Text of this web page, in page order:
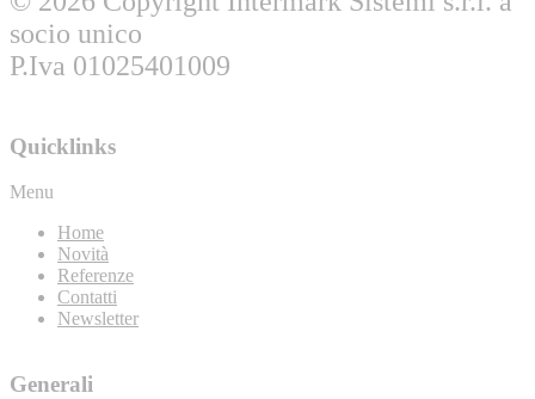
socio unico
P.Iva 01025401009
Quicklinks
Menu
Home
Novità
Referenze
Contatti
Newsletter
Generali